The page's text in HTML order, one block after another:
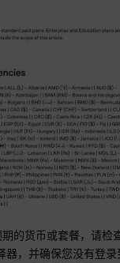
的货币或套餐，请检
器，并确保您没有登